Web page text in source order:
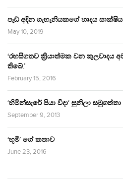
පෑඩ් අඳින ගැහැනියකගේ හෘදය සාක්ෂිය
May 10, 2019
‘රහසිගතව ක්‍රියාත්මක වන කුලවාදය
තිබේ.’
February 15, 2016
‘හිමින්සැරේ පියා විදා‘ සුනිලා සමුගත්තා
September 9, 2013
‘භූමි’ ගේ කතාව
June 23, 2016